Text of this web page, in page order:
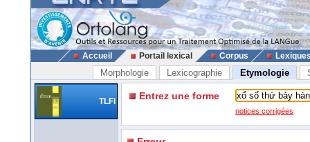
Accueil Portail lexical Corpus
Morphologie Lexicographie Etymologie
TLFi Entrez une forme
notices corrigées